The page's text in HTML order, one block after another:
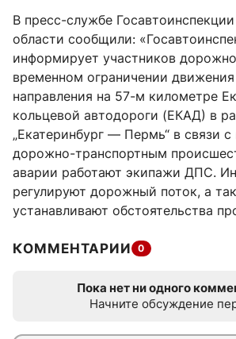
В пресс-службе
области сообщили:
информирует участников
временном ограничении
направления на 57-м километре
кольцевой автодороги (ЕКАД) в
„Екатеринбург — Пермь“ в связи
дорожно-транспортным
аварии работают экипажи ДПС.
регулируют дорожный поток, а
устанавливают обстоятельства
КОММЕНТАРИИ 0
Пока нет ни одного
Начните обсуждение